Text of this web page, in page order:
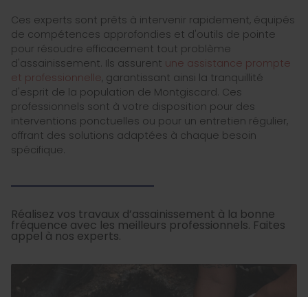
Ces experts sont prêts à intervenir rapidement, équipés
de compétences approfondies et d'outils de pointe
pour résoudre efficacement tout problème
d'assainissement. Ils assurent une assistance prompte
et professionnelle, garantissant ainsi la tranquillité
d'esprit de la population de Montgiscard. Ces
professionnels sont à votre disposition pour des
interventions ponctuelles ou pour un entretien régulier,
offrant des solutions adaptées à chaque besoin
spécifique.
Réalisez vos travaux d’assainissement à la bonne
fréquence avec les meilleurs professionnels. Faites
appel à nos experts.